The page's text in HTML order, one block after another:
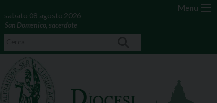
Menu
sabato 08 agosto 2026
San Domenico, sacerdote